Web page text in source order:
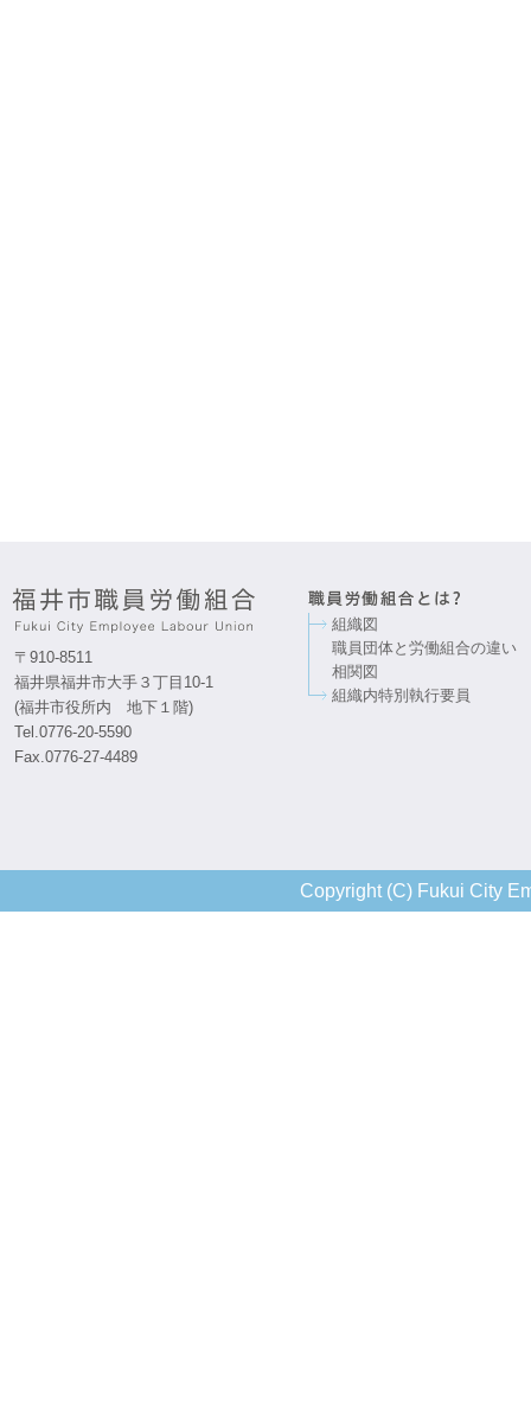
〒910-8511
福井県福井市大手３丁目10-1
(福井市役所内 地下１階)
Tel.0776-20-5590
Fax.0776-27-4489
組織図
職員団体と労働組合の違い
相関図
組織内特別執行要員
Copyright (C) Fukui City